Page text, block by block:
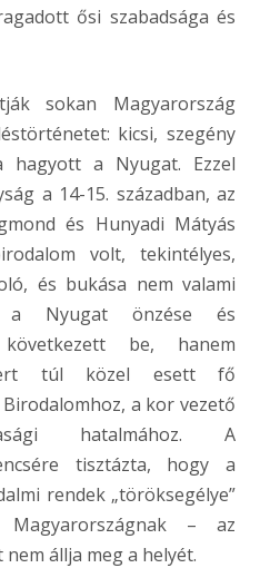
ősi szabadsága és
sokan Magyarország
kicsi, szegény
hagyott a Nyugat. Ezzel
a 14-15. században, az
és Hunyadi Mátyás
volt, tekintélyes,
és bukása nem valami
a Nyugat önzése és
be, hanem
túl közel esett fő
a kor vezető
hatalmához. A
tisztázta, hogy a
rendek „töröksegélye”
– az
állja meg a helyét.